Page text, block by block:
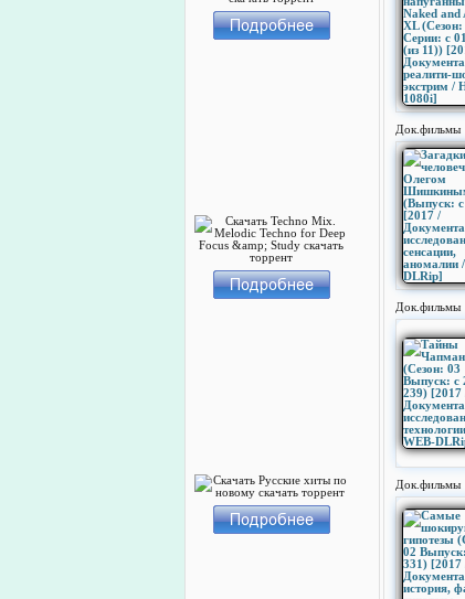
Док.фильмы
Док.фильмы
Док.фильмы